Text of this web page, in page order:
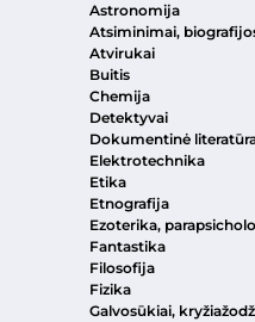
Astronomija
Atsiminimai,
Atvirukai
Buitis
Chemija
Detektyvai
Dokumentinė
Elektrotechnika
Etika
Etnografija
Ezoterika,
Fantastika
Filosofija
Fizika
Galvosūkiai,